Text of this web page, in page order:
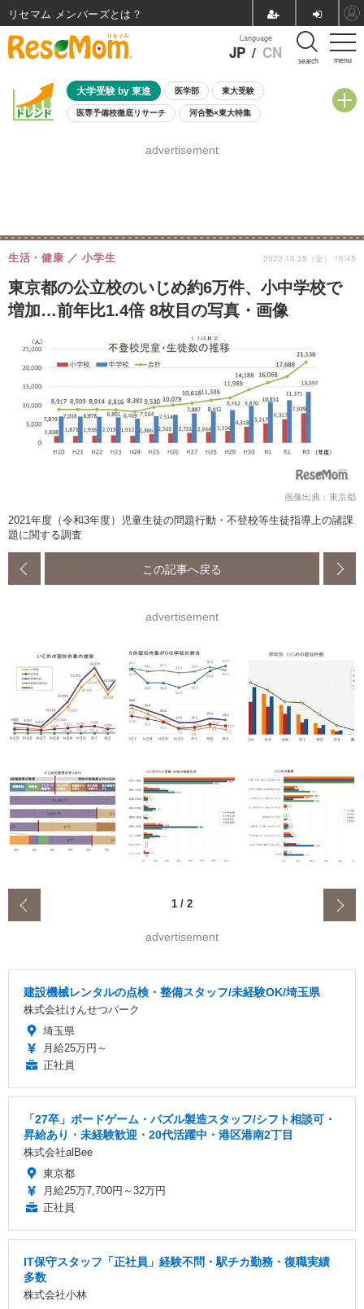
menu
Language
JP / CN search
大学受験 by 東進 医学部 東大受験
医専予備校徹底リサーチ 河合塾×東大特集
8月開催学校説明会・相談会
advertisement
東京都の公立校のいじめ約6万件、小中学校で
増加…前年比1.4倍 8枚目の写真・画像
生活・健康 小学生 2022.10.28（金） 16:45
画像出典：東京都
2021年度（令和3年度）児童生徒の問題行動・不登校等生徒指導上の諸課
題に関する調査
この記事へ戻る
advertisement
1 / 2
advertisement
建設機械レンタルの点検・整備スタッフ/未経験OK/埼玉県
株式会社けんせつパーク
埼玉県
月給25万円～
正社員
「27卒」ボードゲーム・パズル製造スタッフ/シフト相談可・
昇給あり・未経験歓迎・20代活躍中・港区港南2丁目
株式会社alBee
東京都
月給25万7,700円～32万円
正社員
IT保守スタッフ「正社員」経験不問・駅チカ勤務・復職実績
多数
株式会社小林
リセマム メンバーズ